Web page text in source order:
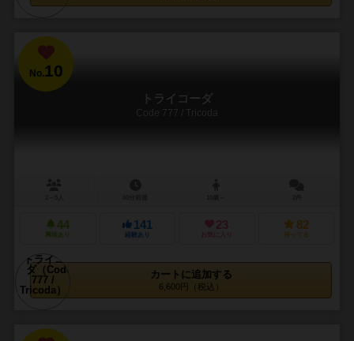
No. 10
トライコーダ
Code 777 / Tricoda
44
興味あり
141
経験あり
23
お気に入り
82
持ってる
カートに追加する
6,600円（税込）